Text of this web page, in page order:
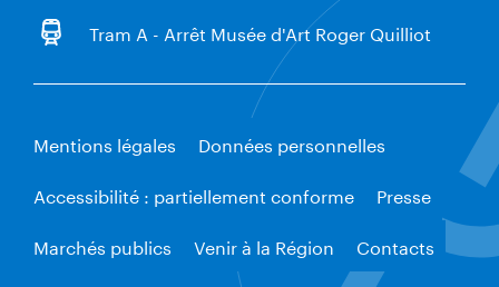
Tram A - Arrêt Musée d'Art Roger Quilliot
Mentions légales
Données personnelles
Accessibilité : partiellement conforme
Presse
Marchés publics
Venir à la Région
Contacts